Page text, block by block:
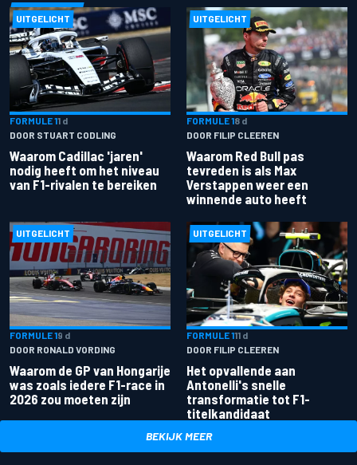
UITGELICHT
FORMULE 11 d
DOOR STUART CODLING
Waarom Cadillac 'jaren'
nodig heeft om het niveau
van F1-rivalen te bereiken
UITGELICHT
FORMULE 18 d
DOOR FILIP CLEEREN
Waarom Red Bull pas
tevreden is als Max
Verstappen weer een
winnende auto heeft
UITGELICHT
FORMULE 19 d
DOOR RONALD VORDING
Waarom de GP van Hongarije
was zoals iedere F1-race in
2026 zou moeten zijn
UITGELICHT
FORMULE 111 d
DOOR FILIP CLEEREN
Het opvallende aan
Antonelli's snelle
transformatie tot F1-
titelkandidaat
BEKIJK MEER